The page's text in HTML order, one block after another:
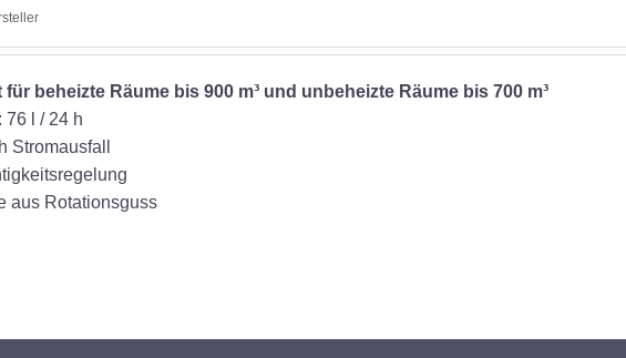
für beheizte Räume bis 900 m³ und unbeheizte Räume bis 700 m³
76 l / 24 h
Stromausfall
aus Rotationsguss